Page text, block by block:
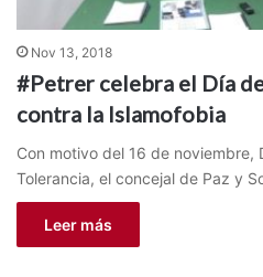
Nov 13, 2018
#Petrer celebra el Día
contra la Islamofobia
Con motivo del 16 de noviembre,
Tolerancia, el concejal de Paz y
Leer más